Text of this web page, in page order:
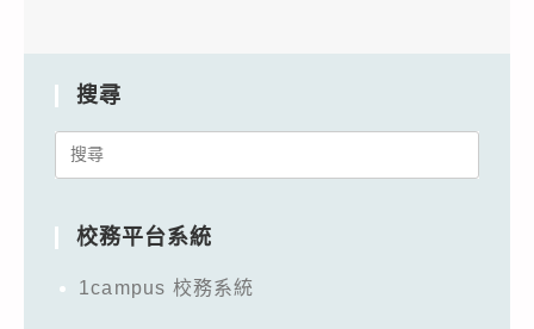
搜尋
Search
校務平台系統
1campus 校務系統